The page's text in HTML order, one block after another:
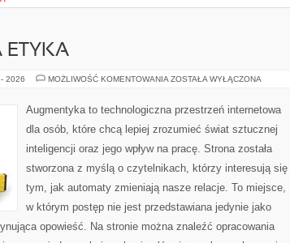
ETYKA
2026 MOŻLIWOŚĆ KOMENTOWANIA TECHNOLOGIA
ZOSTAŁA WYŁĄCZONA
Augmentyka to technologiczna przestrzeń internetowa
dla osób, które chcą lepiej zrozumieć świat sztucznej
inteligencji oraz jego wpływ na pracę. Strona została
stworzona z myślą o czytelnikach, którzy interesują się
tym, jak automaty zmieniają nasze relacje. To miejsce,
w którym postęp nie jest przedstawiana jedynie jako
opowieść. Na stronie można znaleźć opracowania